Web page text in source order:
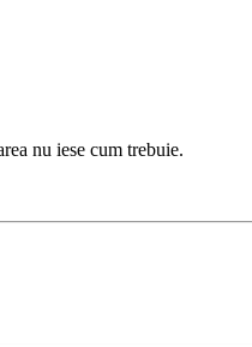
nu iese cum trebuie.